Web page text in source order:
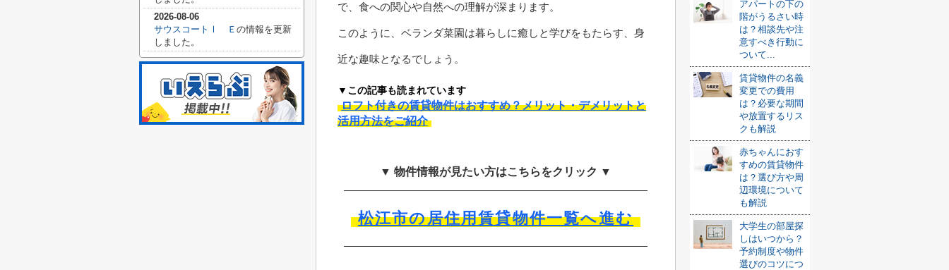
で、食への関心や自然への理解が深まります。
このように、ベランダ菜園は暮らしに癒しと学びをもたらす、身
近な趣味となるでしょう。
▼この記事も読まれています
ロフト付きの賃貸物件はおすすめ？メリット・デメリットと
活用方法をご紹介
▼ 物件情報が見たい方はこちらをクリック ▼
松江市の居住用賃貸物件一覧へ進む
アパートの下の
階がうるさい時
は？相談先や注
意すべき行動に
ついて...
賃貸物件の名義
変更での費用
は？必要な期間
や放置するリス
クも解説
赤ちゃんにおす
すめの賃貸物件
は？選び方や周
辺環境について
も解説
大学生の部屋探
しはいつから？
予約制度や物件
選びのコツにつ
2026-08-06
サウスコートⅠ Ｅ の情報を更新
しました。